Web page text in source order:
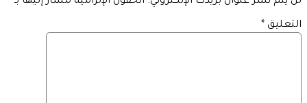
التعليق *